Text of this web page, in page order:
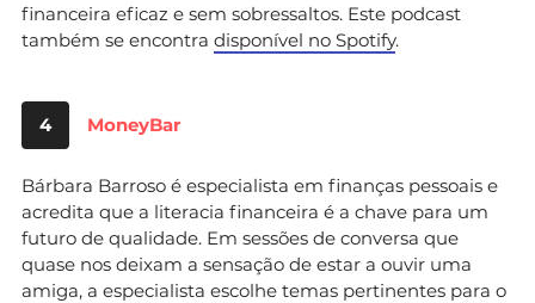
financeira eficaz e sem sobressaltos. Este podcast
também se encontra disponível no Spotify.
4 MoneyBar
Bárbara Barroso é especialista em finanças pessoais e
acredita que a literacia financeira é a chave para um
futuro de qualidade. Em sessões de conversa que
quase nos deixam a sensação de estar a ouvir uma
amiga, a especialista escolhe temas pertinentes para o